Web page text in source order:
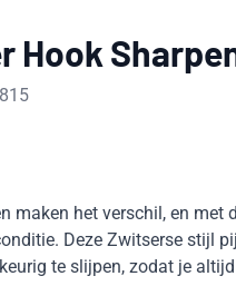
Hook
maken het verschil, en met
Deze Zwitserse stijl
te slijpen, zodat je